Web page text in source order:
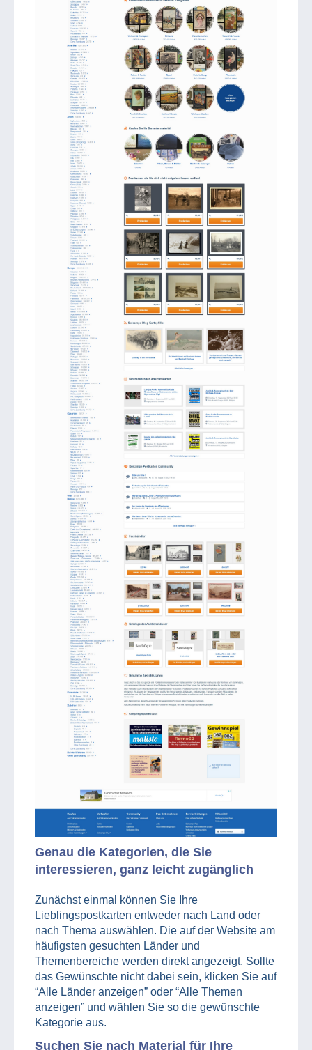
Genau die Kategorien, die Sie
interessieren, ganz leicht zugänglich
Zunächst einmal können Sie Ihre
Lieblingspostkarten entweder nach Land oder
nach Thema auswählen. Die auf der Website am
häufigsten gesuchten Länder und
Themenbereiche werden direkt angezeigt. Sollte
das Gewünschte nicht dabei sein, klicken Sie auf
“Alle Länder anzeigen” oder “Alle Themen
anzeigen” und wählen Sie so die gewünschte
Kategorie aus.
Suchen Sie nach Material für Ihre